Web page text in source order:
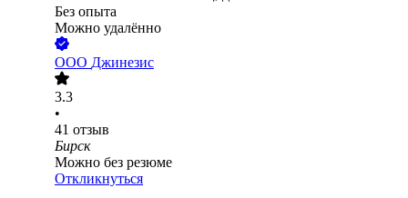
Без опыта
Можно удалённо
ООО Джинезис
3.3
•
41 отзыв
Бирск
Можно без резюме
Откликнуться